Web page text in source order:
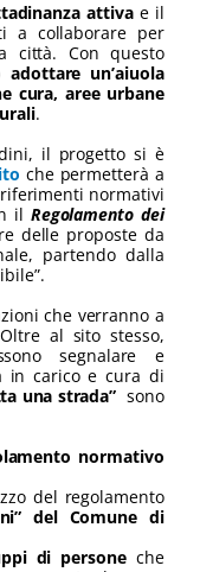
attivae il
a collaborare per
città. Con questo
adottare un’aiuola
cura, aree urbane
.
il progetto si è
che permetterà a
normativi
il Regolamento dei
delle proposte da
partendo dalla
che verranno a
al sito stesso,
segnalare e
in carico e cura di
una strada” sono
normativo
del regolamento
del Comune di
di personeche